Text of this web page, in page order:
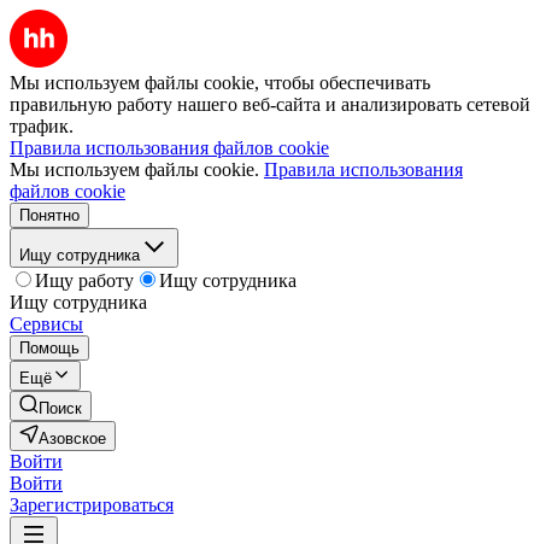
Мы используем файлы cookie, чтобы обеспечивать
правильную работу нашего веб-сайта и анализировать сетевой
трафик.
Правила использования файлов cookie
Мы используем файлы cookie. Правила использования
файлов cookie
Понятно
Ищу сотрудника
Ищу работу
Ищу сотрудника
Ищу сотрудника
Сервисы
Помощь
Ещё
Поиск
Азовское
Войти
Войти
Зарегистрироваться